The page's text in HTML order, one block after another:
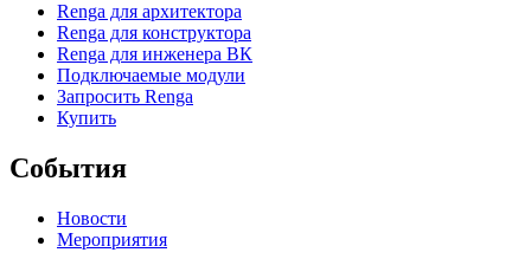
Renga для архитектора
Renga для конструктора
Renga для инженера ВК
Подключаемые модули
Запросить Renga
Купить
События
Новости
Мероприятия